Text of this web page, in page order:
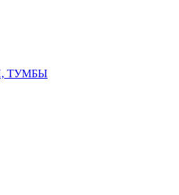
ТУМБЫ